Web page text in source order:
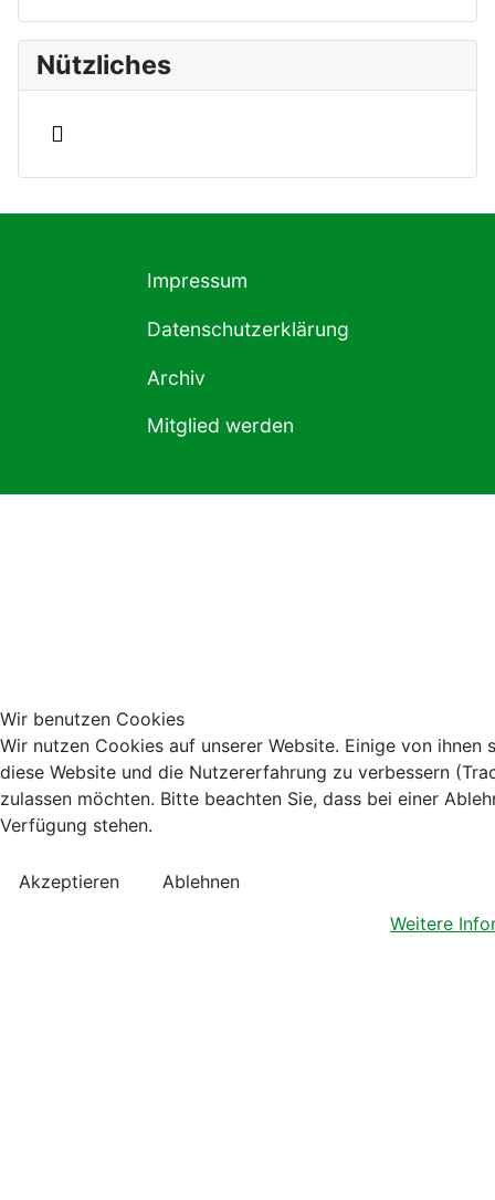
Nützliches
Impressum
Datenschutzerklärung
Archiv
Mitglied werden
Wir benutzen Cookies
Wir nutzen Cookies auf unserer Website. Einige von
diese Website und die Nutzererfahrung zu verbessern
zulassen möchten. Bitte beachten Sie, dass bei einer
Verfügung stehen.
Akzeptieren
Ablehnen
Weitere